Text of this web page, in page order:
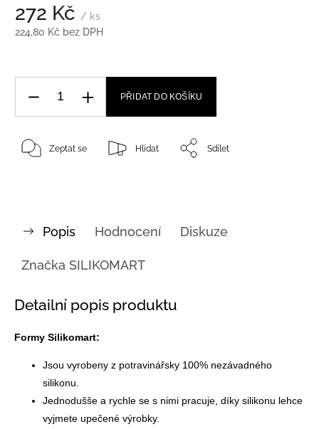
272 Kč / ks
224,80 Kč bez DPH
PŘIDAT DO KOŠÍKU
Zeptat se Hlídat Sdílet
Popis Hodnocení Diskuze
Značka SILIKOMART
Detailní popis produktu
Formy Silikomart:
Jsou vyrobeny z potravinářsky 100% nezávadného
silikonu.
Jednodušše a rychle se s nimi pracuje, díky silikonu lehce
vyjmete upečené výrobky.